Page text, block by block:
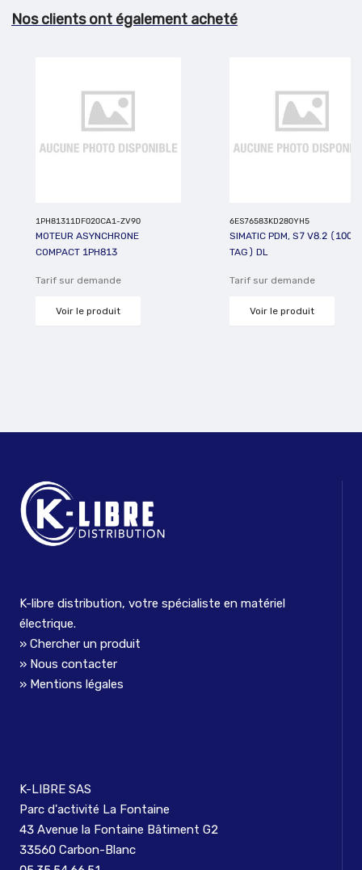
Nos clients ont également acheté
1PH81311DF020CA1-ZV90
MOTEUR ASYNCHRONE
COMPACT 1PH813
Tarif sur demande
Voir le produit
6ES76583KD280YH5
SIMATIC PDM, S7 V8.2 (100
TAG) DL
Tarif sur demande
Voir le produit
K-libre distribution, votre spécialiste en matériel
électrique.
Chercher un produit
Nous contacter
Mentions légales
K-LIBRE SAS
Parc d'activité La Fontaine
43 Avenue la Fontaine Bâtiment G2
33560 Carbon-Blanc